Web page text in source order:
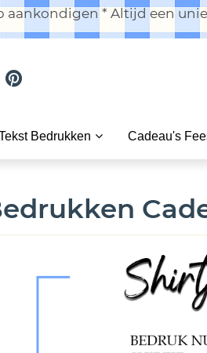
* Altijd een
Bedrukken Cadeau's